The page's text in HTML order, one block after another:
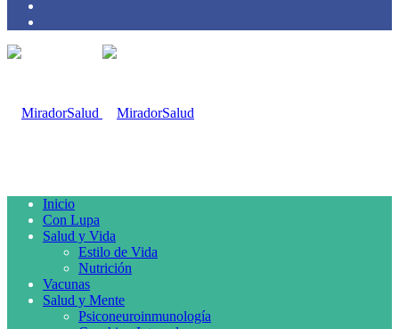
Inicio
Con Lupa
Salud y Vida
Estilo de Vida
Nutrición
Vacunas
Salud y Mente
Psiconeuroinmunología